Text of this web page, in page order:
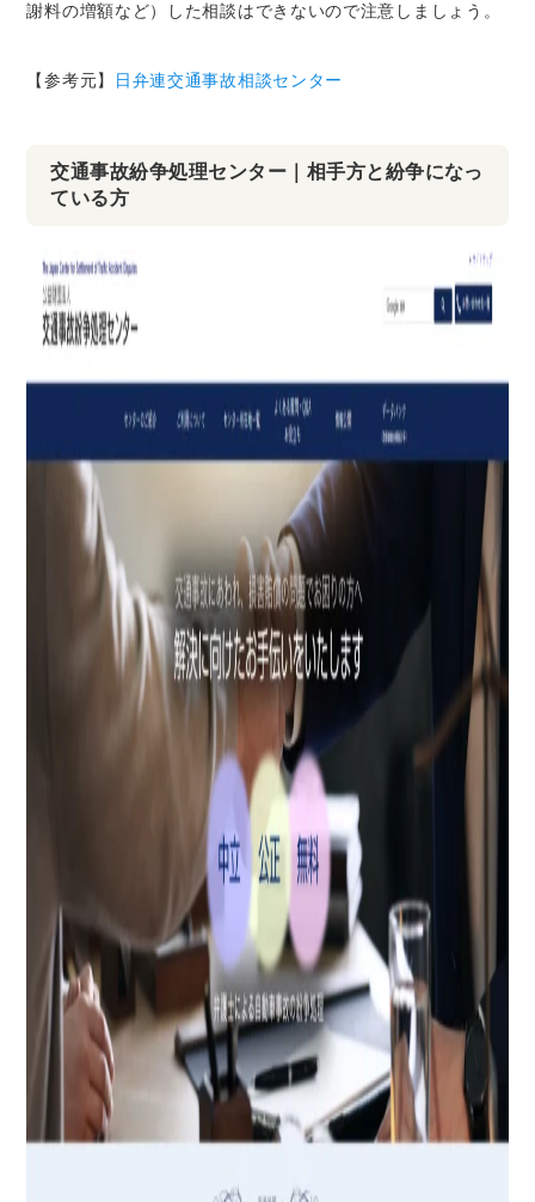
謝料の増額など）した相談はできないので注意しましょう。
【参考元】 日弁連交通事故相談センター
交通事故紛争処理センター｜相手方と紛争になっ
ている方